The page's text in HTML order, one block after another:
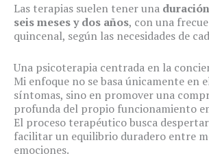
Las terapias suelen tener una
seis meses y dos años, con una
quincenal, según las necesidades de
Una psicoterapia centrada en la
Mi enfoque no se basa únicamente en
síntomas, sino en promover una
profunda del propio funcionamiento
El proceso terapéutico busca
facilitar un equilibrio duradero entre
emociones.